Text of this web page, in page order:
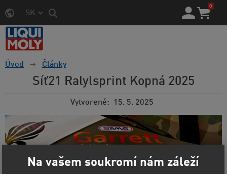
SK
0
Úvod Články
Síť21 Ralylsprint Kopná 2025
Vytvorené 15. 5. 2025
Na vašem soukromí nám záleží